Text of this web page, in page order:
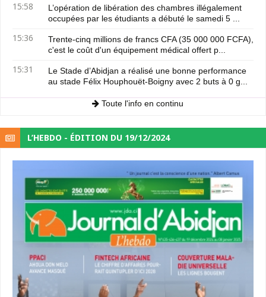
15:58
L’opération de libération des chambres illégalement
occupées par les étudiants a débuté le samedi 5 ...
15:36
Trente-cinq millions de francs CFA (35 000 000 FCFA),
c'est le coût d'un équipement médical offert p...
15:31
Le Stade d’Abidjan a réalisé une bonne performance
au stade Félix Houphouët-Boigny avec 2 buts à 0 g...
Toute l'info en continu
L’HEBDO - ÉDITION DU 19/12/2024